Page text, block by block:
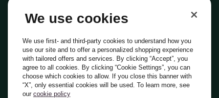
Everli Shoppers
Scopri chi siamo
Domande frequenti
Lavora con noi
Diventa Shopper
Investitori
PrivacyCookiePreferenze Cookie
Termini e Condizioni
We use cookies
We use first- and third-party cookies to understand how you
use our site and to offer a personalized shopping experience
with tailored offers and services. By clicking “Accept”, you
agree to all cookies. By clicking “Cookie Settings”, you can
choose which cookies to allow. If you close this banner with
“X”, only essential cookies will be used. To learn more, see
our cookie policy